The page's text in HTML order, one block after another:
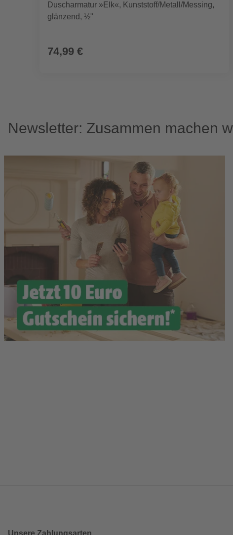
Duscharmatur »Elk«, Kunststoff/Metall/Messing,
glänzend, ½"
74,99 €
Newsletter: Zusammen machen